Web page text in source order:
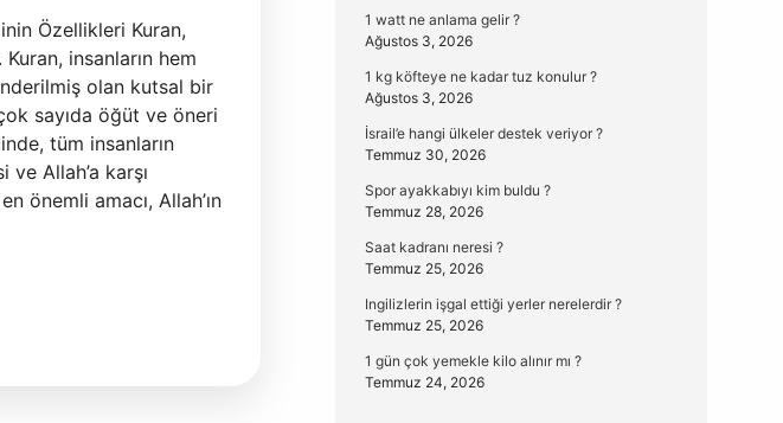
Özellikleri Kuran,
insanların hem
olan kutsal bir
sayıda öğüt ve öneri
tüm insanların
ve Allah’a karşı
önemli amacı, Allah’ın
1 watt ne anlama gelir ?
Ağustos 3, 2026
1 kg köfteye ne kadar tuz konulur ?
Ağustos 3, 2026
İsrail’e hangi ülkeler destek veriyor ?
Temmuz 30, 2026
Spor ayakkabıyı kim buldu ?
Temmuz 28, 2026
Saat kadranı neresi ?
Temmuz 25, 2026
Ingilizlerin işgal ettiği yerler nerelerdir ?
Temmuz 25, 2026
1 gün çok yemekle kilo alınır mı ?
Temmuz 24, 2026